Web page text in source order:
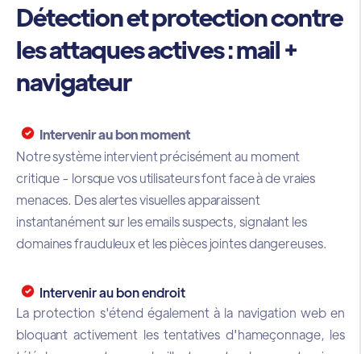
Détection et protection contre
les attaques actives : mail +
navigateur
Intervenir au bon moment
Notre système intervient précisément au moment
critique - lorsque vos utilisateurs font face à de vraies
menaces. Des alertes visuelles apparaissent
instantanément sur les emails suspects, signalant les
domaines frauduleux et les pièces jointes dangereuses.
Intervenir au bon endroit
La protection s'étend également à la navigation web en
bloquant activement les tentatives d'hameçonnage, les